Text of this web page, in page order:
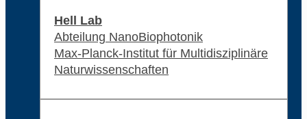
Hell Lab
Abteilung NanoBiophotonik
Max-Planck-Institut für Multidisziplinäre
Naturwissenschaften